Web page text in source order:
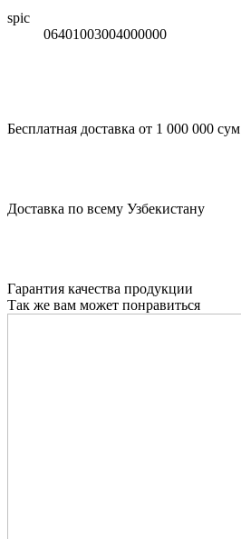
spic
06401003004000000
Бесплатная доставка от 1 000 000 сум
Доставка по всему Узбекистану
Гарантия качества продукции
Так же вам может понравиться